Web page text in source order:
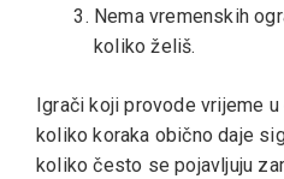
Nema vremenskih
koliko želiš.
Igrači koji provode vrijeme
koliko koraka obično daje
koliko često se pojavljuju